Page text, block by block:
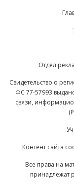
Отдел
Свидетельство о
ФС 77-57993
связи,
Контент сайта
Все права на
принадлежат